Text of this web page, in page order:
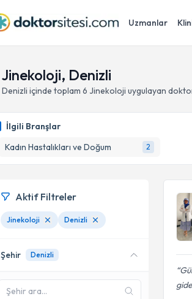
Uzmanlar
Jinekoloji, Denizli
Denizli içinde toplam 6 Jinekoloji uygulayan
İlgili Branşlar
Kadın Hastalıkları ve Doğum
2
Aktif Filtreler
Jinekoloji Denizli
Şehir Denizli